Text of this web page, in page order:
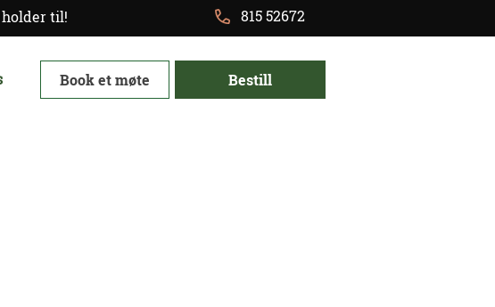
til! 815 52672
Book et møte Bestill